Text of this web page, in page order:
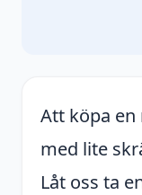
Att köpa
med lite
Låt oss ta